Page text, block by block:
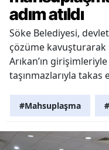
adım atıldı
Söke Belediyesi,
çözüme
Arıkan’ın
taşınmazlarıyla takas
#Mahsuplaşma